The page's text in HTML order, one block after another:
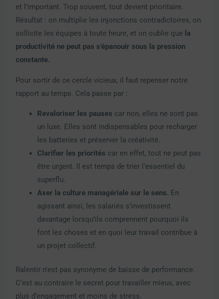
et l’important. Trop souvent, tout devient prioritaire.
Résultat : on multiplie les injonctions contradictoires, on
sollicite les équipes à toute heure, et on oublie que la
productivité ne peut pas s’épanouir sous la pression
constante.
Pour sortir de ce cercle vicieux, il faut repenser notre
rapport au temps. Cela passe par :
Revaloriser les pauses car non, elles ne sont pas
un luxe. Elles sont indispensables pour recharger
les batteries et préserver la créativité.
Clarifier les priorités car en effet, tout ne peut pas
être urgent. Il est temps de trier l’essentiel du
superflu.
Axer la culture managériale sur le sens. En
agissant ainsi, les salariés s’investissent
davantage lorsqu’ils comprennent pourquoi ils
font les choses et en quoi leur travail contribue à
un projet collectif.
Ralentir n’est pas synonyme de baisse de performance.
C’est au contraire le secret pour travailler mieux, avec
plus d’engagement et moins de stress.